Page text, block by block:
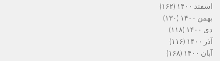
اسفند ۱۴۰۰
(۱۶۲)
بهمن ۱۴۰۰
(۱۳۰)
دی ۱۴۰۰
(۱۱۸)
آذر ۱۴۰۰
(۱۱۶)
آبان ۱۴۰۰
(۱۶۸)